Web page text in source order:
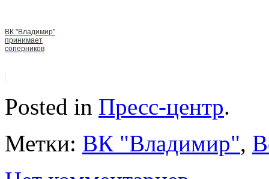
ВК "Владимир"
принимает
соперников
Posted in Пресс-центр.
Метки: ВК "Владимир",